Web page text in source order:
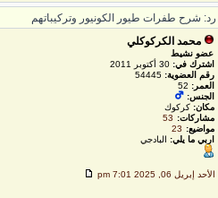
شرح طفرات طيور الكونيور وتركيباتهم
محمد الكركوكلي
عضو نشيط
اشترك في:30 أكتوبر 2011
رقم العضوية:54445
العمر: 52
الجنس:
مكان:كركوك
مشاركات:
53
مواضيع:
23
اربي ما يلي:البادجي
الأحد إبريل 06, 2025 7:01 pm